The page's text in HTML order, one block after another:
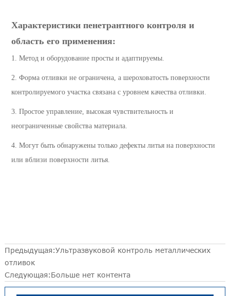
Характеристики пенетрантного контроля и
область его применения:
1. Метод и оборудование просты и адаптируемы.
2. Форма отливки не ограничена, а шероховатость поверхности
контролируемого участка связана с уровнем качества отливки.
3. Простое управление, высокая чувствительность и
неограниченные свойства материала.
4. Могут быть обнаружены только дефекты литья на поверхности
или вблизи поверхности литья.
Предыдущая:Ультразвуковой контроль металлических
отливок
Следующая:Больше нет контента